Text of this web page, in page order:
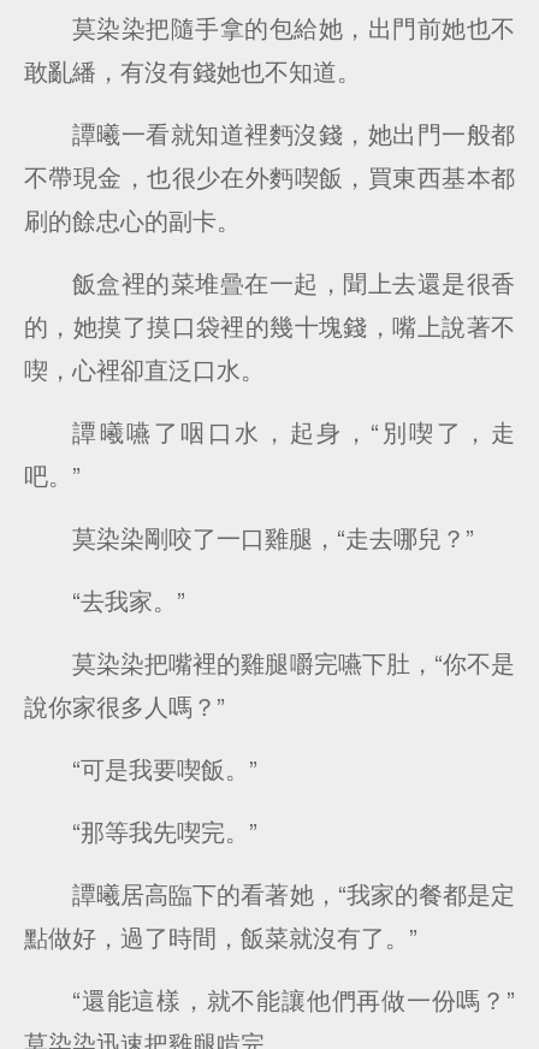
莫染染把隨手拿的包給她，出門前她也不
敢亂繙，有沒有錢她也不知道。
譚曦一看就知道裡麪沒錢，她出門一般都
不帶現金，也很少在外麪喫飯，買東西基本都
刷的餘忠心的副卡。
飯盒裡的菜堆曡在一起，聞上去還是很香
的，她摸了摸口袋裡的幾十塊錢，嘴上說著不
喫，心裡卻直泛口水。
譚曦嚥了咽口水，起身，“別喫了，走
吧。”
莫染染剛咬了一口雞腿，“走去哪兒？”
“去我家。”
莫染染把嘴裡的雞腿嚼完嚥下肚，“你不是
說你家很多人嗎？”
“可是我要喫飯。”
“那等我先喫完。”
譚曦居高臨下的看著她，“我家的餐都是定
點做好，過了時間，飯菜就沒有了。”
“還能這樣，就不能讓他們再做一份嗎？”